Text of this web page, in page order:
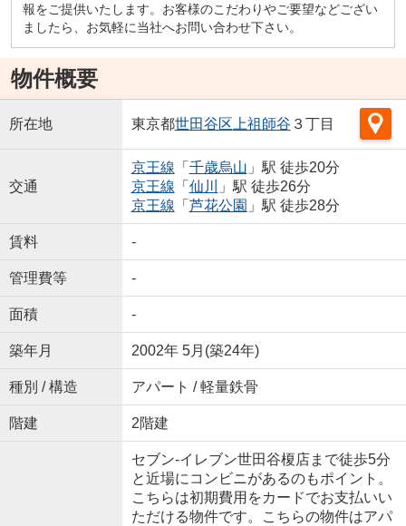
報をご提供いたします。お客様のこだわりやご要望などござい
ましたら、お気軽に当社へお問い合わせ下さい。
物件概要
所在地 東京都世田谷区 上祖師谷 ３丁目
交通
京王線 「 千歳烏山 」駅 徒歩20分
京王線 「 仙川
」駅 徒歩26分
京王線 「 芦花公園 」駅 徒歩28分
賃料 -
管理費等 -
面積 -
築年月 2002年 5月(築24年)
種別 / 構造 アパート / 軽量鉄骨
階建 2階建
セブン-イレブン世田谷榎店まで徒歩5分
と近場にコンビニがあるのもポイント。
こちらは初期費用をカードでお支払いい
ただける物件です。こちらの物件はアパ